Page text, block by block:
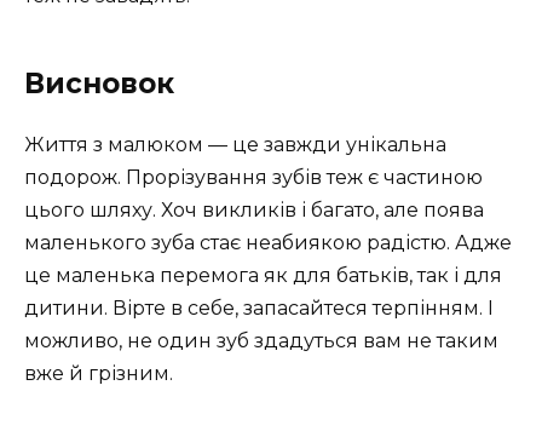
Висновок
Життя з малюком — це завжди унікальна
подорож. Прорізування зубів теж є частиною
цього шляху. Хоч викликів і багато, але поява
маленького зуба стає неабиякою радістю. Адже
це маленька перемога як для батьків, так і для
дитини. Вірте в себе, запасайтеся терпінням. І
можливо, не один зуб здадуться вам не таким
вже й грізним.